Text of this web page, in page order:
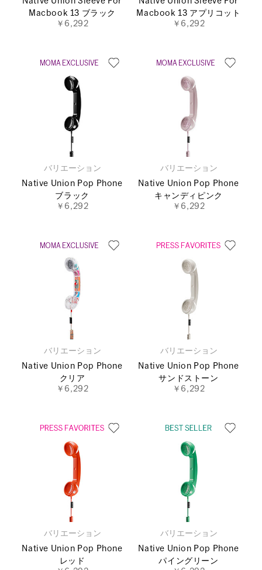
Macbook 13 ブラック
￥6,292
Macbook 13 アプリコット
￥6,292
バリエーション
Native Union Pop Phone
ブラック
￥6,292
バリエーション
Native Union Pop Phone
キャンディピンク
￥6,292
バリエーション
Native Union Pop Phone
クリア
￥6,292
バリエーション
Native Union Pop Phone
サンドストーン
￥6,292
バリエーション
Native Union Pop Phone
レッド
バリエーション
Native Union Pop Phone
パイングリーン